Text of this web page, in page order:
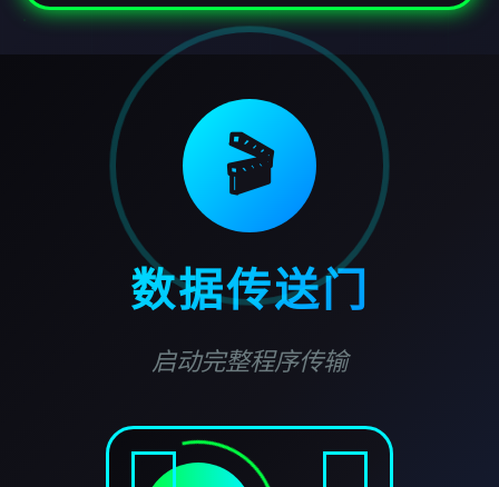
🎬
数据传送门
启动完整程序传输